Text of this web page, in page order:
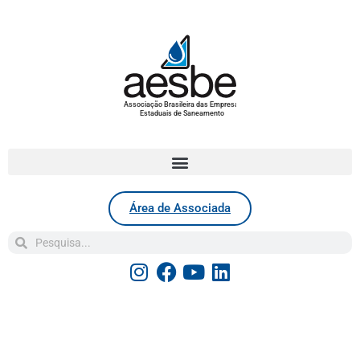
Associação Brasileira das Empresas
Estaduais de Saneamento
Área de Associada